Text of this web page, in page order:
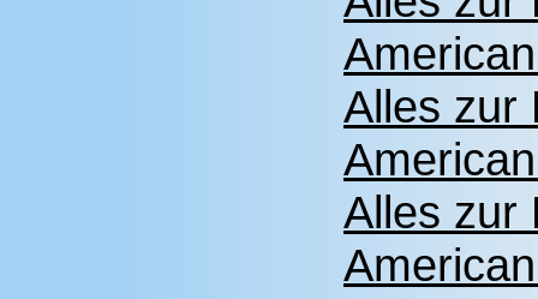
Alles zur
Alles zur